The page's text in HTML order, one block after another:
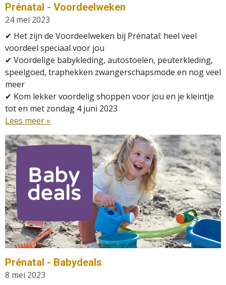
Prénatal - Voordeelweken
24 mei 2023
✔ Het zijn de Voordeelweken bij Prénatal: heel veel
voordeel speciaal voor jou
✔ Voordelige babykleding, autostoelen, peuterkleding,
speelgoed, traphekken zwangerschapsmode en nog veel
meer
✔ Kom lekker voordelig shoppen voor jou en je kleintje
tot en met zondag 4 juni 2023
Lees meer »
Prénatal - Babydeals
8 mei 2023